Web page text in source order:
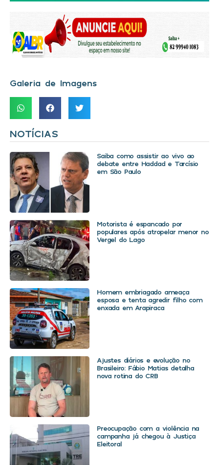
Galeria de Imagens
NOTÍCIAS
Saiba como assistir ao vivo ao
debate entre Haddad e Tarcísio
em São Paulo
Motorista é espancado por
populares após atropelar menor no
Vergel do Lago
Homem embriagado ameaça
esposa e tenta agredir filho com
enxada em Arapiraca
Ajustes diários e evolução no
Brasileiro: Fábio Matias detalha
nova rotina do CRB
Preocupação com a violência na
campanha já chegou à Justiça
Eleitoral